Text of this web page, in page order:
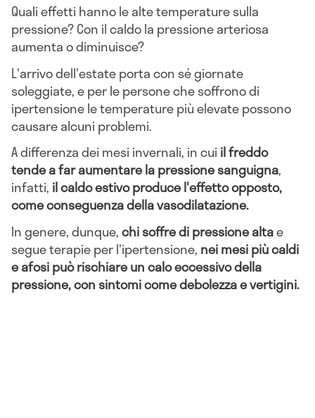
Quali effetti hanno le alte temperature sulla
pressione? Con il caldo la pressione arteriosa
aumenta o diminuisce?
L'arrivo dell'estate porta con sé giornate
soleggiate, e per le persone che soffrono di
ipertensione le temperature più elevate possono
causare alcuni problemi.
A differenza dei mesi invernali, in cui il freddo
tende a far aumentare la pressione sanguigna,
infatti, il caldo estivo produce l'effetto opposto,
come conseguenza della vasodilatazione.
In genere, dunque,chi soffre di pressione altae
segue terapie per l'ipertensione, nei mesi più caldi
e afosi può rischiare un calo eccessivo della
pressione, con sintomi come debolezza e vertigini.